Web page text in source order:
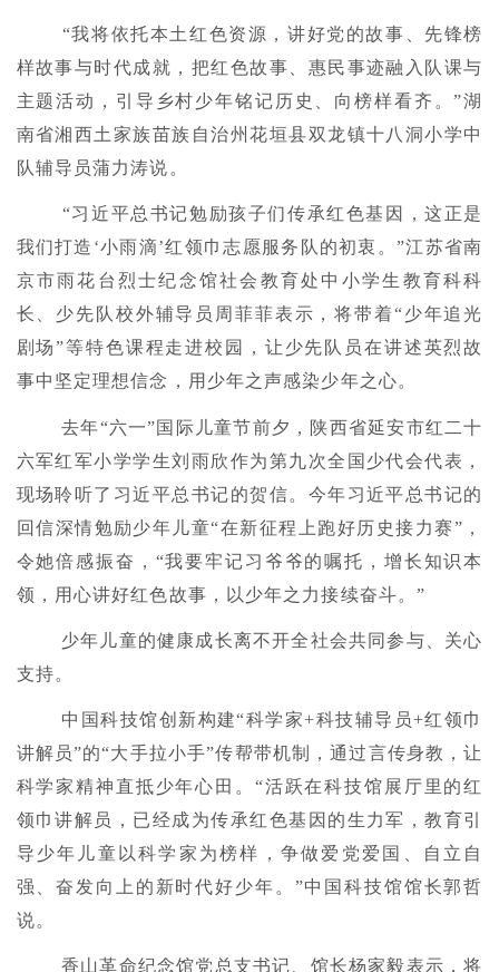
“我将依托本土红色资源，讲好党的故事、先锋榜
样故事与时代成就，把红色故事、惠民事迹融入队课与
主题活动，引导乡村少年铭记历史、向榜样看齐。”湖
南省湘西土家族苗族自治州花垣县双龙镇十八洞小学中
队辅导员蒲力涛说。
“习近平总书记勉励孩子们传承红色基因，这正是
我们打造‘小雨滴’红领巾志愿服务队的初衷。”江苏省南
京市雨花台烈士纪念馆社会教育处中小学生教育科科
长、少先队校外辅导员周菲菲表示，将带着“少年追光
剧场”等特色课程走进校园，让少先队员在讲述英烈故
事中坚定理想信念，用少年之声感染少年之心。
去年“六一”国际儿童节前夕，陕西省延安市红二十
六军红军小学学生刘雨欣作为第九次全国少代会代表，
现场聆听了习近平总书记的贺信。今年习近平总书记的
回信深情勉励少年儿童“在新征程上跑好历史接力赛”，
令她倍感振奋，“我要牢记习爷爷的嘱托，增长知识本
领，用心讲好红色故事，以少年之力接续奋斗。”
少年儿童的健康成长离不开全社会共同参与、关心
支持。
中国科技馆创新构建“科学家+科技辅导员+红领巾
讲解员”的“大手拉小手”传帮带机制，通过言传身教，让
科学家精神直抵少年心田。“活跃在科技馆展厅里的红
领巾讲解员，已经成为传承红色基因的生力军，教育引
导少年儿童以科学家为榜样，争做爱党爱国、自立自
强、奋发向上的新时代好少年。”中国科技馆馆长郭哲
说。
香山革命纪念馆党总支书记、馆长杨家毅表示，将